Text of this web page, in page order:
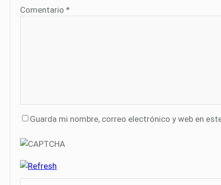
Comentario *
Guarda mi nombre, correo electrónico y web en